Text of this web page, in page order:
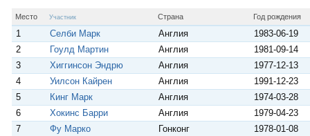
n
k
i
Место Участник Страна Год рождения
1 Селби Марк Англия
1983-06-19
2
Гоулд Мартин Англия
1981-09-14
3
Хиггинсон Эндрю Англия
1977-12-13
4
Уилсон Кайрен Англия
1991-12-23
5
Кинг Марк Англия
1974-03-28
6
Хокинс Барри Англия
1979-04-23
7
Фу Марко Гонконг
1978-01-08